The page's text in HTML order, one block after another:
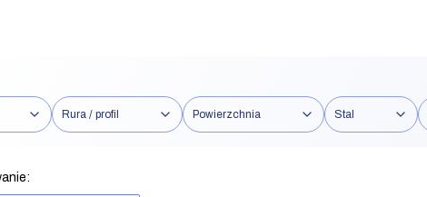
Rura / profil Powierzchnia Stal